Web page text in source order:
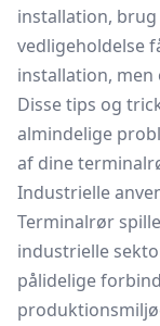
installation,
vedligeholdelse
installation, men
Disse tips og
almindelige
af dine
Industrielle
Terminalrør
industrielle
pålidelige